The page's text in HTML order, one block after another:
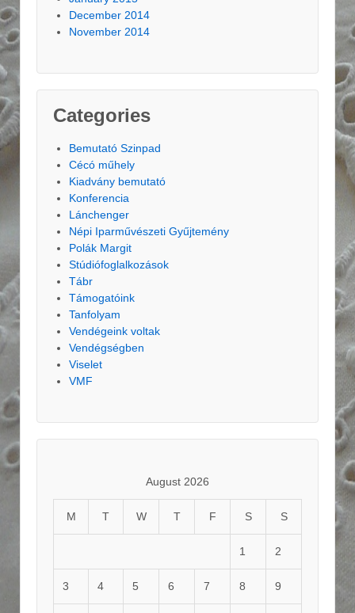
December 2014
November 2014
Categories
Bemutató Szinpad
Cécó műhely
Kiadvány bemutató
Konferencia
Lánchenger
Népi Iparművészeti Gyűjtemény
Polák Margit
Stúdiófoglalkozások
Tábr
Támogatóink
Tanfolyam
Vendégeink voltak
Vendégségben
Viselet
VMF
August 2026
M T W T F S S
1 2
3 4 5 6 7 8 9